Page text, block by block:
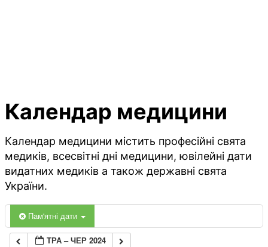
Календар медицини
Календар медицини містить професійні свята
медиків, всесвітні дні медицини, ювілейні дати
видатних медиків а також державні свята
України.
Пам'ятні дати
ТРА – ЧЕР 2024